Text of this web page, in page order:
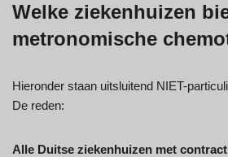
Welke ziekenhuizen
metronomische
Hieronder staan uitsluitend NIET-
De reden:
Alle Duitse ziekenhuizen met